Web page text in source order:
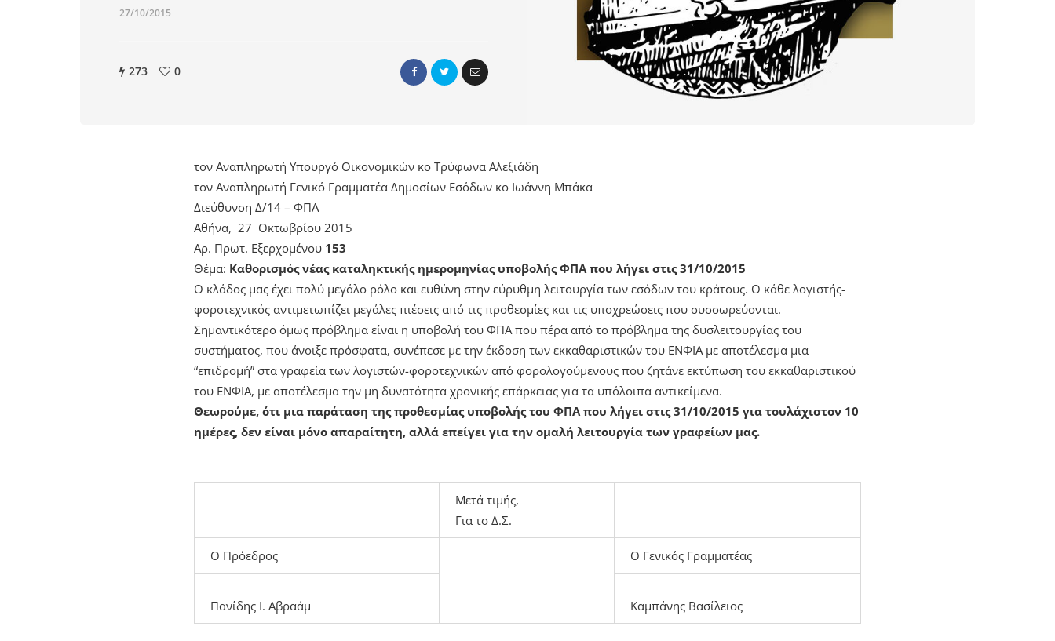
27/10/2015
273 0
τον Αναπληρωτή Υπουργό Οικονομικών κο Τρύφωνα Αλεξιάδη
τον Αναπληρωτή Γενικό Γραμματέα Δημοσίων Εσόδων κο Ιωάννη Μπάκα
Διεύθυνση Δ/14 – ΦΠΑ
Αθήνα, 27 Οκτωβρίου 2015
Αρ. Πρωτ. Εξερχομένου 153
Θέμα: Καθορισμός νέας καταληκτικής ημερομηνίας υποβολής ΦΠΑ που λήγει στις 31/10/2015
O κλάδος μας έχει πολύ μεγάλο ρόλο και ευθύνη στην εύρυθμη λειτουργία των εσόδων του κράτους. Ο κάθε λογιστής-
φοροτεχνικός αντιμετωπίζει μεγάλες πιέσεις από τις προθεσμίες και τις υποχρεώσεις που συσσωρεύονται.
Σημαντικότερο όμως πρόβλημα είναι η υποβολή του ΦΠΑ που πέρα από το πρόβλημα της δυσλειτουργίας του
συστήματος, που άνοιξε πρόσφατα, συνέπεσε με την έκδοση των εκκαθαριστικών του ΕΝΦΙΑ με αποτέλεσμα μια
“επιδρομή” στα γραφεία των λογιστών-φοροτεχνικών από φορολογούμενους που ζητάνε εκτύπωση του εκκαθαριστικού
του ΕΝΦΙΑ, με αποτέλεσμα την μη δυνατότητα χρονικής επάρκειας για τα υπόλοιπα αντικείμενα.
Θεωρούμε, ότι μια παράταση της προθεσμίας υποβολής του ΦΠΑ που λήγει στις 31/10/2015 για τουλάχιστον 10
ημέρες, δεν είναι μόνο απαραίτητη, αλλά επείγει για την ομαλή λειτουργία των γραφείων μας.
Μετά τιμής,
Για το Δ.Σ.
Ο Πρόεδρος Ο Γενικός Γραμματέας
Πανίδης Ι. Αβραάμ Καμπάνης Βασίλειος